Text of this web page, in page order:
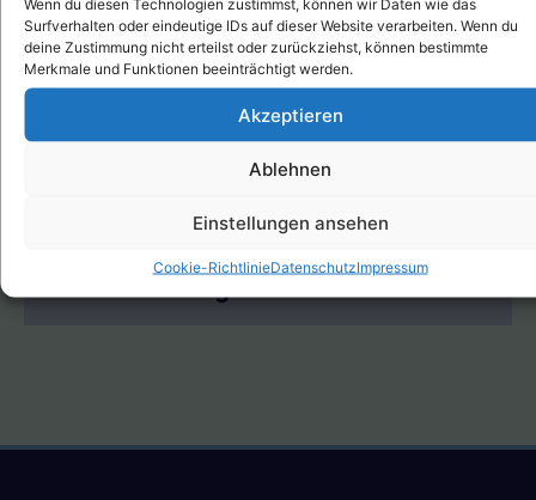
Wenn du diesen Technologien zustimmst, können wir Daten wie das
Surfverhalten oder eindeutige IDs auf dieser Website verarbeiten. Wenn du
deine Zustimmung nicht erteilst oder zurückziehst, können bestimmte
Merkmale und Funktionen beeinträchtigt werden.
Akzeptieren
Ablehnen
Einstellungen ansehen
Cookie-RichtlinieDatenschutzImpressum
Tanzen ohne Partner
Alle Infos - kompakt
Anmelden